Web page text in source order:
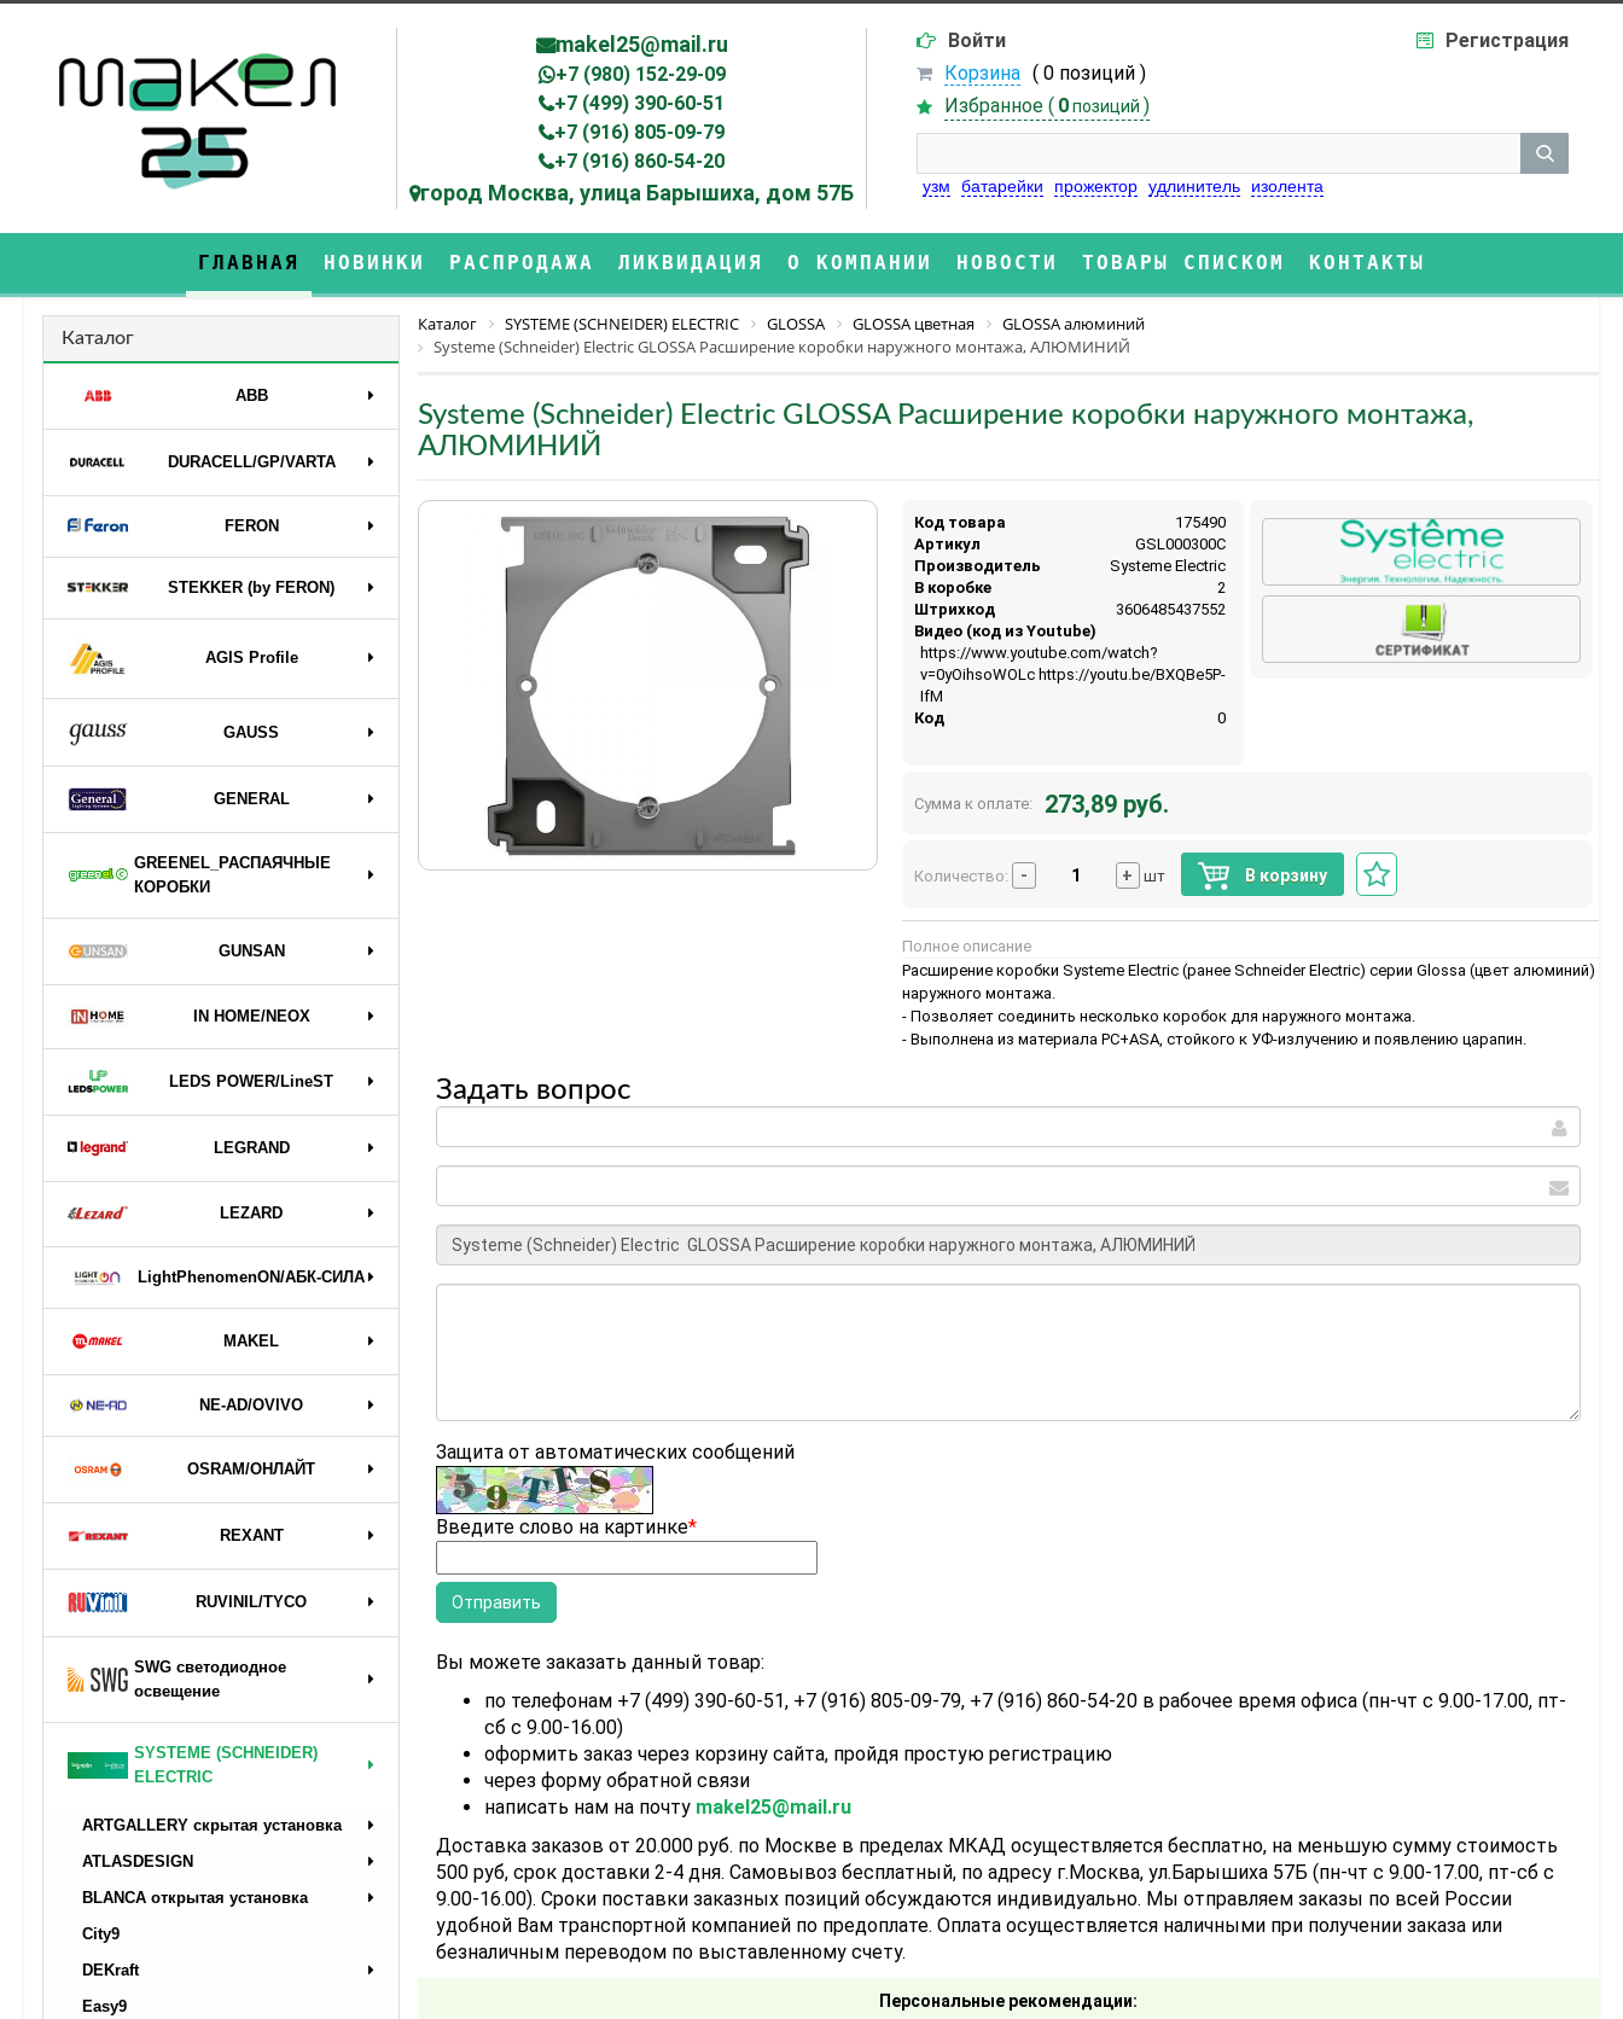
makel25@mail.ru
+7 (980) 152-29-09
+7 (499) 390-60-51
+7 (916) 805-09-79
+7 (916) 860-54-20
город Москва, улица Барышиха, дом 57Б
Войти
Регистрация
Корзина ( 0 позиций )
Избранное ( 0 позиций )
узм батарейки прожектор удлинитель изолента
ГЛАВНАЯ НОВИНКИ РАСПРОДАЖА ЛИКВИДАЦИЯ О КОМПАНИИ НОВОСТИ ТОВАРЫ СПИСКОМ КОНТАКТЫ
Каталог
ABB
DURAСELL/GP/VARTA
FERON
STEKKER (by FERON)
AGIS Profile
GAUSS
GENERAL
GREENEL_РАСПАЯЧНЫЕ
КОРОБКИ
GUNSAN
IN HOME/NEOX
LEDS POWER/LineST
LEGRAND
LEZARD
LightPhenomenON/АБК-СИЛА
MAKEL
NE-AD/OVIVO
OSRAM/ОНЛАЙТ
REXANT
RUVINIL/TYCO
SWG светодиодное
освещение
SYSTEME (SCHNEIDER)
ELECTRIC
ARTGALLERY скрытая установка
ATLASDESIGN
BLANCA открытая установка
City9
DEKraft
Easy9
Каталог SYSTEME (SCHNEIDER) ELECTRIC GLOSSA GLOSSA цветная
GLOSSA алюминий
Systeme (Schneider) Electric GLOSSA Расширение коробки наружного монтажа, АЛЮМИНИЙ
Systeme (Schneider) Electric GLOSSA Расширение коробки наружного монтажа,
АЛЮМИНИЙ
Код товара
175490
Артикул
GSL000300C
Производитель
Systeme Electric
В коробке
2
Штрихкод
3606485437552
Видео (код из Youtube)
https://www.youtube.com/watch?
v=0yOihsoWOLc https://youtu.be/BXQBe5P-
IfM
Код
0
Сумма к оплате: 273,89 руб.
Количество: - + шт В корзину
Полное описание
Расширение коробки Systeme Electric (ранее Schneider Electric) серии Glossa (цвет алюминий)
наружного монтажа.
- Позволяет соединить несколько коробок для наружного монтажа.
- Выполнена из материала PС+ASA, стойкого к УФ-излучению и появлению царапин.
Задать вопрос
Защита от автоматических сообщений
Введите слово на картинке*
Вы можете заказать данный товар:
по телефонам +7 (499) 390-60-51, +7 (916) 805-09-79, +7 (916) 860-54-20 в рабочее время офиса (пн-чт с 9.00-17.00, пт-
сб с 9.00-16.00)
оформить заказ через корзину сайта, пройдя простую регистрацию
через форму обратной связи
написать нам на почту makel25@mail.ru
Доставка заказов от 20.000 руб. по Москве в пределах МКАД осуществляется бесплатно, на меньшую сумму стоимость
500 руб, срок доставки 2-4 дня. Самовывоз бесплатный, по адресу г.Москва, ул.Барышиха 57Б (пн-чт с 9.00-17.00, пт-сб с
9.00-16.00). Сроки поставки заказных позиций обсуждаются индивидуально. Мы отправляем заказы по всей России
удобной Вам транспортной компанией по предоплате. Оплата осуществляется наличными при получении заказа или
безналичным переводом по выставленному счету.
Персональные рекомендации: